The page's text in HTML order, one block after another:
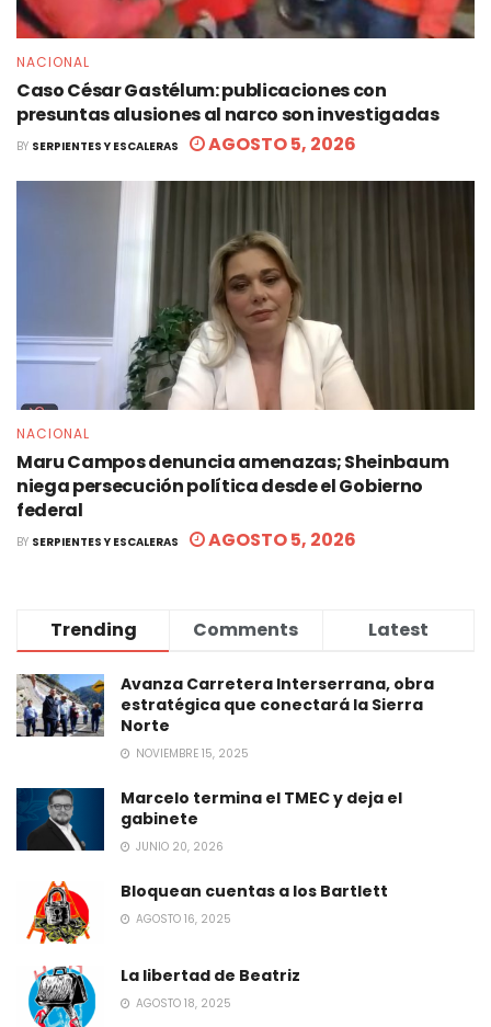
NACIONAL
Caso César Gastélum: publicaciones con
presuntas alusiones al narco son investigadas
BY SERPIENTES Y ESCALERAS AGOSTO 5, 2026
NACIONAL
Maru Campos denuncia amenazas; Sheinbaum
niega persecución política desde el Gobierno
federal
BY SERPIENTES Y ESCALERAS AGOSTO 5, 2026
Trending Comments Latest
Avanza Carretera Interserrana, obra
estratégica que conectará la Sierra
Norte
NOVIEMBRE 15, 2025
Marcelo termina el TMEC y deja el
gabinete
JUNIO 20, 2026
Bloquean cuentas a los Bartlett
AGOSTO 16, 2025
La libertad de Beatriz
AGOSTO 18, 2025